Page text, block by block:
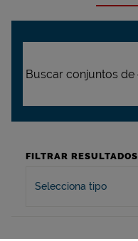
FILTRAR RESULTADOS
Selecciona tipo